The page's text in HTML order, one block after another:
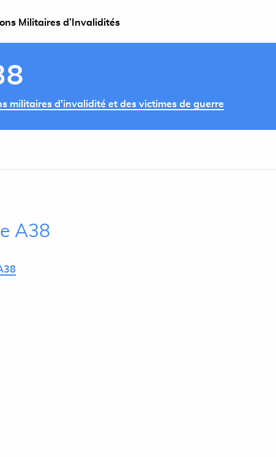
Militaires d’Invalidités
militaires d'invalidité et des victimes de guerre
A38